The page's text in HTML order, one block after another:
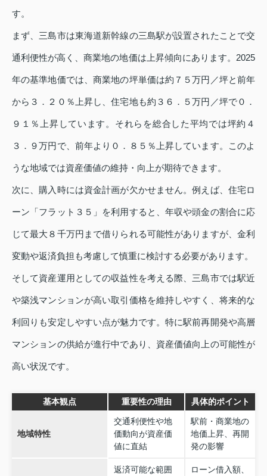
す。
まず、三島市は東海道新幹線の三島駅が設置されたことで交
通利便性が高く、商業地の地価は上昇傾向にあります。2025
年の基準地価では、商業地の坪単価は約７５万円／坪と前年
から３．２０％上昇し、住宅地も約３６．５万円／坪で０．
９１％上昇しています。それらを総合した平均では坪約４
３．９万円で、前年より０．８５％上昇しています。このよ
うな地域では資産価値の維持・向上が期待できます。
次に、購入時には資金計画が欠かせません。例えば、住宅ロ
ーン「フラット３５」を利用すると、年収や頭金の割合に応
じて最大８千万円まで借りられる可能性がありますが、金利
変動や返済負担も考慮して慎重に検討する必要があります。
そして資産運用としての収益性を考える際、三島市では駅近
や築浅マンションが高い取引価格を維持しやすく、将来的な
利回りも安定しやすい点が魅力です。特に駅前再開発や高層
マンションの供給が進行中であり、資産価値向上の可能性が
高い状況です。
基本観点 重要性の理由 具体的ポイント
地域特性
交通利便性や地
価動向が資産価
値に直結
駅前・商業地の
地価上昇、再開
発の影響
返済可能な範囲
ローン借入額、